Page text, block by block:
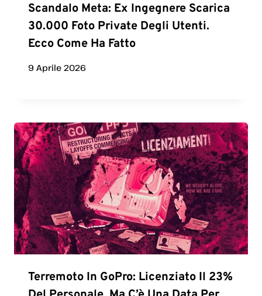
Scandalo Meta: Ex Ingegnere Scarica
30.000 Foto Private Degli Utenti.
Ecco Come Ha Fatto
9 Aprile 2026
Terremoto In GoPro: Licenziato Il 23%